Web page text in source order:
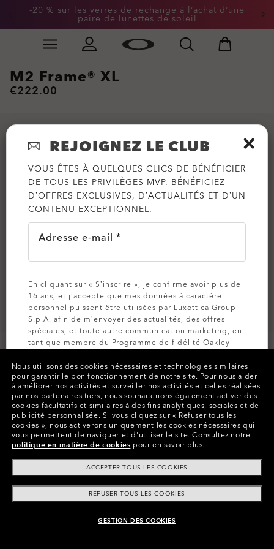
Skip to
-20 % sur les verres de rechange à l’achat d’une
paire de lunettes de soleil
Slide 2 of 2. -20 % sur les verres de rechange à
AJOUTER AU PANIER
M2 Frame® XL
€222.00
Couleurs (5) Verres Prizm Black Polarized,
MontureMatte Black
Taille:Taille unique
AjustementStandard - Ajustement À Pont Haut
Voir guide des tailles
Nous utilisons des cookies nécessaires et technologies similaires
pour garantir le bon fonctionnement de notre site. Pour nous aider
à améliorer nos activités et surveiller nos activités et celles réalisées
par nos partenaires tiers, nous souhaiterions également activer des
cookies facultatifs et similaires à des fins analytiques, sociales et de
publicité personnalisée. Si vous cliquez sur « Refuser tous les
cookies », nous activerons uniquement les cookies nécessaires qui
vous permettent de naviguer et d'utiliser le site. Consultez notre
politique en matière de cookies pour en savoir plus.
ACCEPTER TOUS LES COOKIES
REFUSER TOUS LES COOKIES
GESTION DES COOKIES
REJOIGNEZ LE CLUB
VOUS ÊTES À QUELQUES CLICS DE BÉNÉFICIER
DE TOUS LES PRIVILÈGES MVP. BÉNÉFICIEZ
D’OFFRES EXCLUSIVES, D’ACTUALITÉS ET D’UN
CONTENU EXCEPTIONNEL.
Adresse e-mail *
En cliquant sur « S’inscrire », je confirme avoir plus de
16 ans, et j’accepte que mes données à caractère
personnel puissent être utilisées par Luxottica Group
S.p.A. afin de m’envoyer des actualités, des offres
spéciales, et toute autre communication marketing, en
tant que membre du Programme de fidélité Oakley
de Confidentialitépour plus d’informations).
INSCRIVEZ-VOUS